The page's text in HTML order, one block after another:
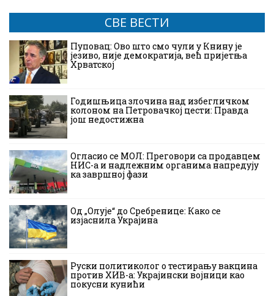
СВЕ ВЕСТИ
Пуповац: Ово што смо чули у Книну је
језиво, није демократија, већ пријетња
Хрватској
Годишњица злочина над избегличком
колоном на Петровачкој цести: Правда
још недостижна
Огласио се МОЛ: Преговори са продавцем
НИС-а и надлежним органима напредују
ка завршној фази
Од „Олује“ до Сребренице: Како се
изјаснила Украјина
Руски политиколог о тестирању вакцина
против ХИВ-а: Украјински војници као
покусни кунићи